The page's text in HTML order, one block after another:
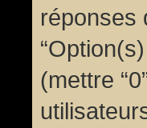
réponses
(mettre